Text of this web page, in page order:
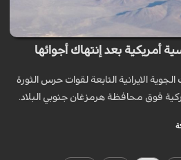
أمريكية بعد إنتهاك أجوائها
الايرانية التابعة لقوات حرس الثورة
فوق محافظة هرمزغان جنوبي البلاد.